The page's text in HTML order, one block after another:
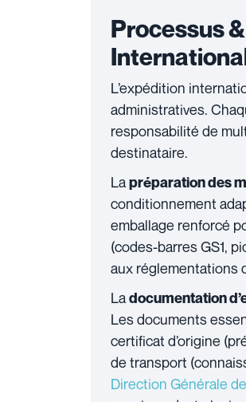
Processus
L’expédition
administratives.
responsabilité de
destinataire.
Lapréparation des
conditionnement
emballage renforcé
(codes-barres GS1,
aux réglementations
Ladocumentation
Les documents
certificat d’origine
de transport
Direction Générale